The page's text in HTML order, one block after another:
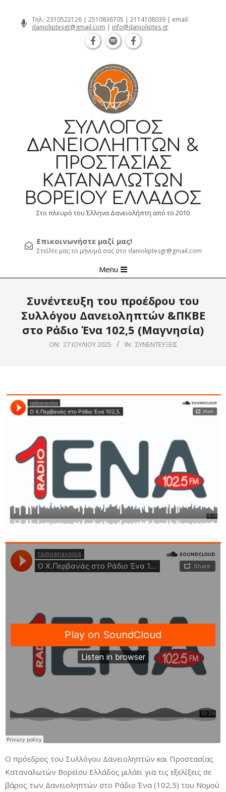
Τηλ.: 2310522126 | 2510836705 | 2114108039 | email:
danioliptesgr@gmail.com | info@danioliptes.gr
ΣΎΛΛΟΓΟΣ
ΔΑΝΕΙΟΛΗΠΤΏΝ &
ΠΡΟΣΤΑΣΊΑΣ
ΚΑΤΑΝΑΛΩΤΏΝ
ΒΟΡΕΊΟΥ ΕΛΛΆΔΟΣ
Στο πλευρό του Έλληνα Δανειολήπτη από το 2010
Επικοινωνήστε μαζί μας!
Στείλτε μας το μήνυμά σας στο danioliptesgr@gmail.com
Navigation
Menu
Συνέντευξη του προέδρου του
Συλλόγου Δανειοληπτών &ΠΚΒΕ
στο Ράδιο Ένα 102,5 (Μαγνησία)
ON: 27 ΙΟΥΛΊΟΥ 2025 IN: ΣΥΝΕΝΤΕΎΞΕΙΣ
Ο πρόεδρος του Συλλόγου Δανειοληπτών και Προστασίας
Καταναλωτών Βορείου Ελλάδος μιλάει για τις εξελίξεις σε
βάρος των Δανειοληπτών στο Ράδιο Ένα (102,5) του Νομού